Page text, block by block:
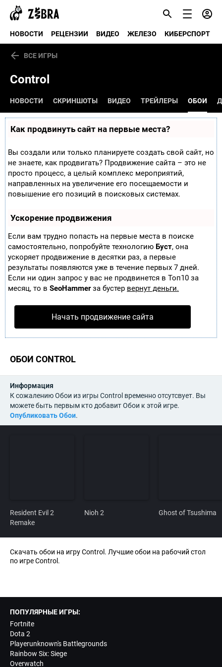
НОВОСТИ РЕЦЕНЗИИ ВИДЕО ЖЕЛЕЗО КИБЕРСПОРТ
ВСЕ ИГРЫ
Control
НОВОСТИ СКРИНШОТЫ ВИДЕО ТРЕЙЛЕРЫ ОБОИ
Как продвинуть сайт на первые места?
Вы создали или только планируете создать свой сайт, но
не знаете, как продвигать? Продвижение сайта – это не
просто процесс, а целый комплекс мероприятий,
направленных на увеличение его посещаемости и
повышение его позиций в поисковых системах.
Ускорение продвижения
Если вам трудно попасть на первые места в поиске
самостоятельно, попробуйте технологию Буст, она
ускоряет продвижение в десятки раз, а первые
результаты появляются уже в течение первых 7 дней.
Если ни один запрос у вас не продвинется в Топ10 за
месяц, то в SeoHammerза бустер вернут деньги.
Начать продвижение сайта
ОБОИ CONTROL
Информация
К сожалению Обои из игры Control временно отсутсвует. Вы
можете быть первым кто добавит Обои к этой игре.
Опубликовать Обои.
Resident Evil 2
Remake
Nioh 2 Ghost of Tsushima
Скачать обои на игру Control. Лучшие обои на рабочий стол
по игре Control.
ПОПУЛЯРНЫЕ ИГРЫ:
Fortnite
Dota 2
Playerunknown's Battlegrounds
Rainbow Six: Siege
Overwatch